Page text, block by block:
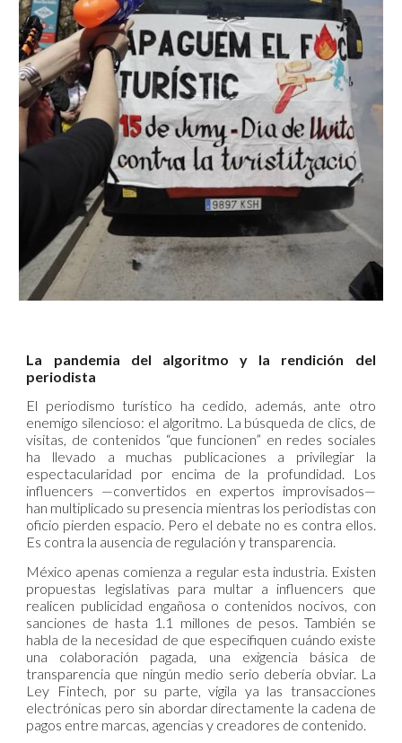
La pandemia del algoritmo y la rendición del
periodista
El periodismo turístico ha cedido, además, ante otro
enemigo silencioso: el algoritmo. La búsqueda de clics, de
visitas, de contenidos “que funcionen” en redes sociales
ha llevado a muchas publicaciones a privilegiar la
espectacularidad por encima de la profundidad. Los
influencers —convertidos en expertos improvisados—
han multiplicado su presencia mientras los periodistas con
oficio pierden espacio. Pero el debate no es contra ellos.
Es contra la ausencia de regulación y transparencia.
México apenas comienza a regular esta industria. Existen
propuestas legislativas para multar a influencers que
realicen publicidad engañosa o contenidos nocivos, con
sanciones de hasta 1.1 millones de pesos. También se
habla de la necesidad de que especifiquen cuándo existe
una colaboración pagada, una exigencia básica de
transparencia que ningún medio serio debería obviar. La
Ley Fintech, por su parte, vigila ya las transacciones
electrónicas pero sin abordar directamente la cadena de
pagos entre marcas, agencias y creadores de contenido.